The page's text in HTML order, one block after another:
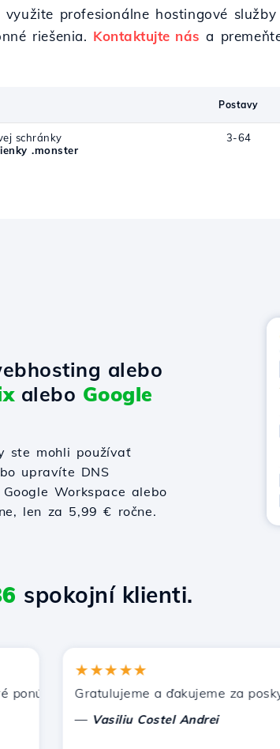
profesionálne hostingové
riešenia. Kontaktujte nás a
Postavy
schránky
.monster
3-64
alebo
alebo Google
ste mohli používať
upravíte DNS
Workspace alebo
len za 5,99 € ročne.
spokojní klienti.
Hostico. Odporučil som vás iným
★★★★★
Gratulujeme a ďakujeme za
Vasiliu Costel Andrei